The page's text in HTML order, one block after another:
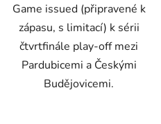
Game issued (připravené k
zápasu, s limitací) k sérii
čtvrtfinále play-off mezi
Pardubicemi a Českými
Budějovicemi.